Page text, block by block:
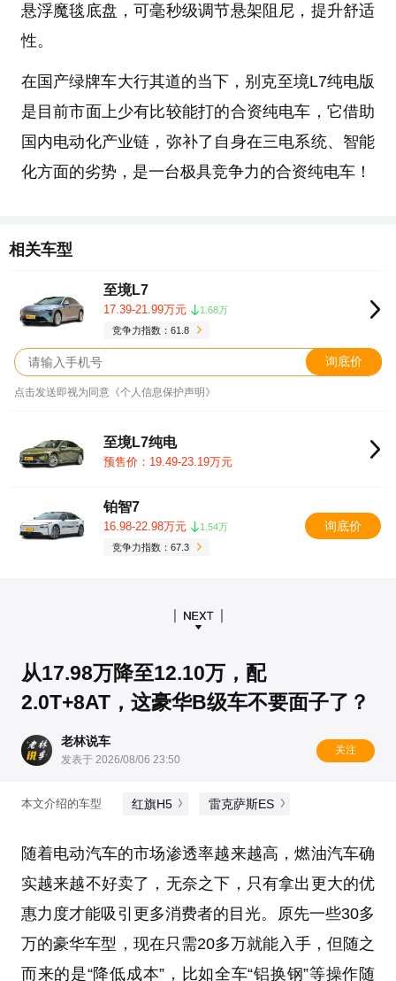
悬浮魔毯底盘，可毫秒级调节悬架阻尼，提升舒适
性。
在国产绿牌车大行其道的当下，别克至境L7纯电版
是目前市面上少有比较能打的合资纯电车，它借助
国内电动化产业链，弥补了自身在三电系统、智能
化方面的劣势，是一台极具竞争力的合资纯电车！
相关车型
至境L7
17.39-21.99万元
1.68万
竞争力指数：61.8
询底价
点击发送即视为同意《个人信息保护声明》
至境L7纯电
预售价：19.49-23.19万元
铂智7
16.98-22.98万元
1.54万
竞争力指数：67.3
询底价
从17.98万降至12.10万，配
2.0T+8AT，这豪华B级车不要面子了？
老林说车
发表于 2026/08/06 23:50
关注
本文介绍的车型 红旗H5 雷克萨斯ES
随着电动汽车的市场渗透率越来越高，燃油汽车确
实越来越不好卖了，无奈之下，只有拿出更大的优
惠力度才能吸引更多消费者的目光。原先一些30多
万的豪华车型，现在只需20多万就能入手，但随之
而来的是“降低成本”，比如全车“铝换钢”等操作随